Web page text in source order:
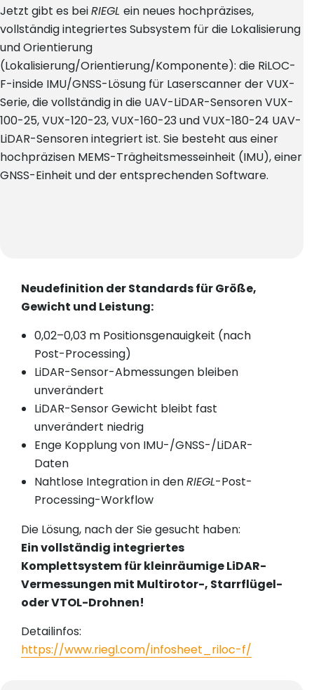
Jetzt gibt es beiRIEGL ein neues hochpräzises,
vollständig integriertes Subsystem für die Lokalisierung
und Orientierung
(Lokalisierung/Orientierung/Komponente): die RiLOC-
F-inside IMU/GNSS-Lösung für Laserscanner der VUX-
Serie, die vollständig in die UAV-LiDAR-Sensoren VUX-
100-25, VUX-120-23, VUX-160-23 und VUX-180-24 UAV-
LiDAR-Sensoren integriert ist. Sie besteht aus einer
hochpräzisen MEMS-Trägheitsmesseinheit (IMU), einer
GNSS-Einheit und der entsprechenden Software.
Neudefinition der Standards für Größe,
Gewicht und Leistung:
0,02–0,03 m Positionsgenauigkeit (nach
Post-Processing)
LiDAR-Sensor-Abmessungen bleiben
unverändert
LiDAR-Sensor Gewicht bleibt fast
unverändert niedrig
Enge Kopplung von IMU-/GNSS-/LiDAR-
Daten
Nahtlose Integration in denRIEGL-Post-
Processing-Workflow
Die Lösung, nach der Sie gesucht haben:
Ein vollständig integriertes
Komplettsystem für kleinräumige LiDAR-
Vermessungen mit Multirotor-, Starrflügel-
oder VTOL-Drohnen!
Detailinfos:
https://www.riegl.com/infosheet_riloc-f/